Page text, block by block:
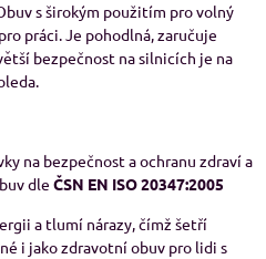
s širokým použitím pro volný
práci. Je pohodlná, zaručuje
bezpečnost na silnicích je na
na bezpečnost a ochranu zdraví a
dle ČSN EN ISO 20347:2005
a tlumí nárazy, čímž šetří
i jako zdravotní obuv pro lidi s